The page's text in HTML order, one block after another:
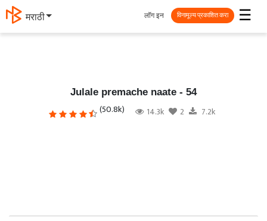
मराठी ☰
लॉग इन विनामूल्य प्रकाशित करा
Julale premache naate - 54
(50.8k) 14.3k 2 7.2k